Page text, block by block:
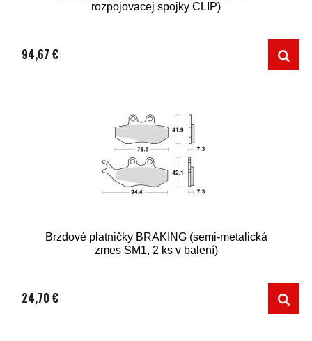
rozpojovacej spojky CLIP)
94,67 €
Brzdové platničky BRAKING (semi-metalická
zmes SM1, 2 ks v balení)
24,70 €